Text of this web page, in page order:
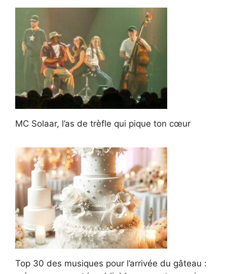
MC Solaar, l’as de trèfle qui pique ton cœur
Top 30 des musiques pour l’arrivée du gâteau :